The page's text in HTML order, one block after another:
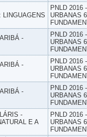
LINGUAGENS
PNLD 2016
URBANAS
-
PNLD 2016
URBANAS
-
PNLD 2016
URBANAS
-
PNLD 2016
URBANAS
-
E A
PNLD 2016
URBANAS